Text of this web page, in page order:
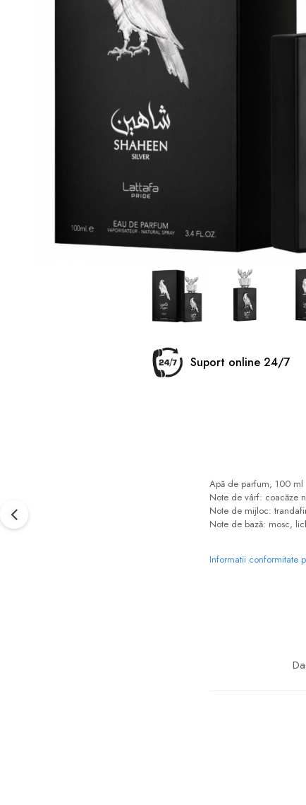
Suport online 24/7
Apă de parfum, 100 ml
Note de vârf: coacăze
Note de mijloc:
Note de bază: mosc,
Informatii conformitate